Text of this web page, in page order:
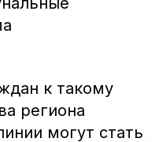
к такому
региона
могут стать